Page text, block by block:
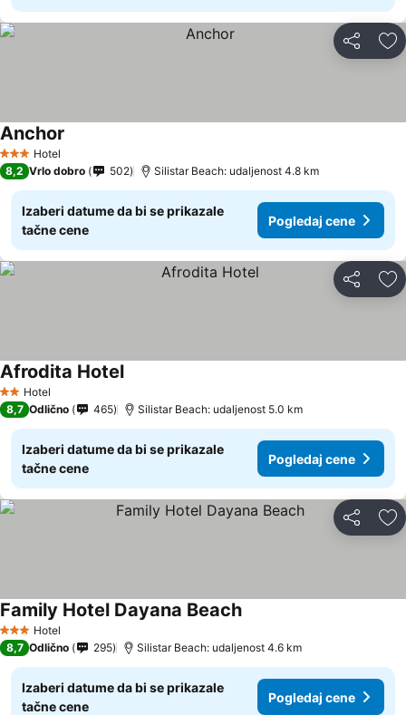
Deli
3 Zvezdice
Hotel
Anchor
8,2 Vrlo dobro 502 Silistar Beach: udaljenost 4.8 km
Izaberi datume da bi se prikazale
tačne cene
Pogledaj cene
Deli
2 Zvezdice
Hotel
Afrodita Hotel
8,7 Odlično 465 Silistar Beach: udaljenost 5.0 km
Izaberi datume da bi se prikazale
tačne cene
Pogledaj cene
Deli
3 Zvezdice
Hotel
Family Hotel Dayana Beach
8,7 Odlično 295 Silistar Beach: udaljenost 4.6 km
Izaberi datume da bi se prikazale
tačne cene
Pogledaj cene